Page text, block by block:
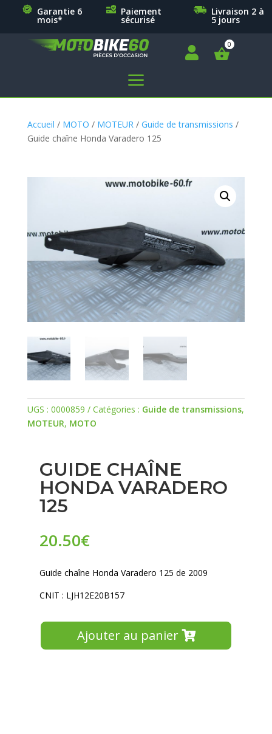
Garantie 6
mois*
Paiement
sécurisé
Livraison 2 à
5 jours

a
Accueil / MOTO / MOTEUR / Guide de transmissions /
Guide chaîne Honda Varadero 125
UGS : 0000859 Catégories : Guide de transmissions,
MOTEUR, MOTO
GUIDE CHAÎNE
HONDA VARADERO
125
20.50€
Guide chaîne Honda Varadero 125 de 2009
CNIT : LJH12E20B157
Ajouter au panier